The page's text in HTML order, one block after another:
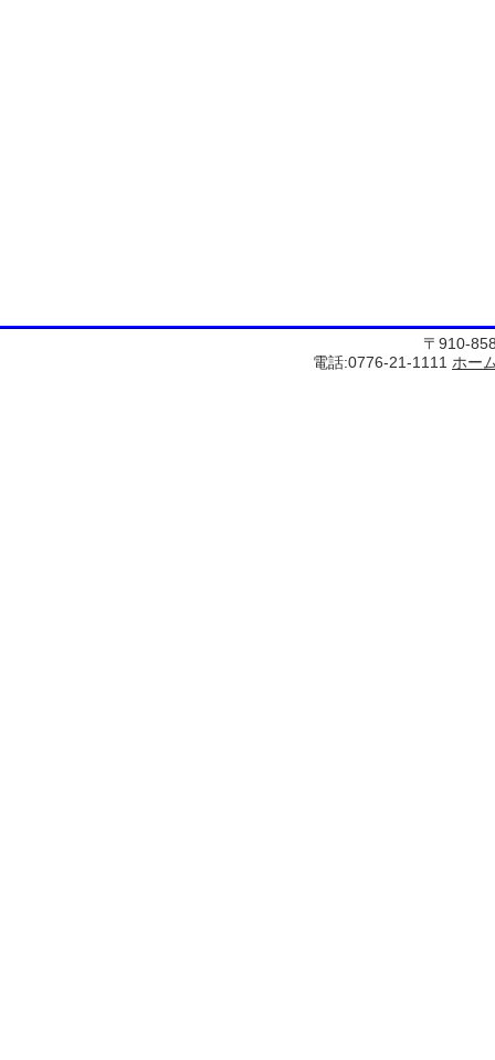
〒910-
電話:0776-21-1111 ホー